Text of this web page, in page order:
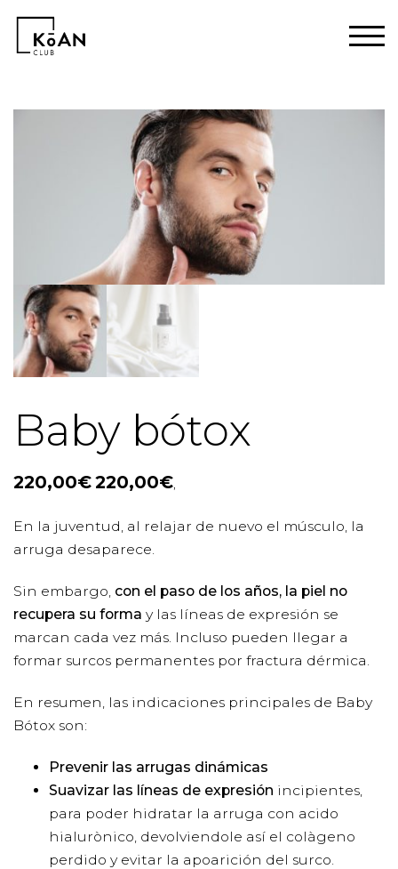
Baby bótox
220,00€220,00€,
En la juventud, al relajar de nuevo el músculo, la
arruga desaparece.
Sin embargo, con el paso de los años, la piel no
recupera su forma y las líneas de expresión se
marcan cada vez más. Incluso pueden llegar a
formar surcos permanentes por fractura dérmica.
En resumen, las indicaciones principales de Baby
Bótox son:
Prevenir las arrugas dinámicas
Suavizar las líneas de expresión incipientes,
para poder hidratar la arruga con acido
hialurònico, devolviendole así el colàgeno
perdido y evitar la apoarición del surco.